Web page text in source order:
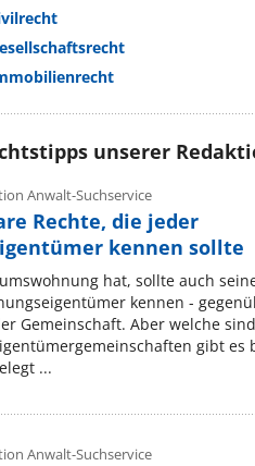
unserer
Anwalt-Suchservice
Rechte, die jeder
kennen sollte
hat, sollte auch
kennen -
Gemeinschaft. Aber welche
gibt es
...
Anwalt-Suchservice